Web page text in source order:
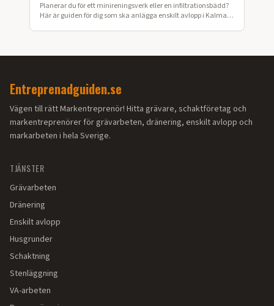
Planerar du för ett minireningsverk eller en infiltrationsbädd?
Här är guiden för dig som ska anlägga enskilt avlopp i Kalmar
Entreprenadguiden.se
Vägen till rätt Markentreprenör! Hitta grävare, schaktföretag och
markentreprenörer för grävarbeten, dränering, enskilt avlopp och
markarbeten i hela Sverige.
TJÄNSTER
Grävarbeten
Dränering
Enskilt avlopp
Husgrunder
Schaktning
Stenläggning
VA-arbeten